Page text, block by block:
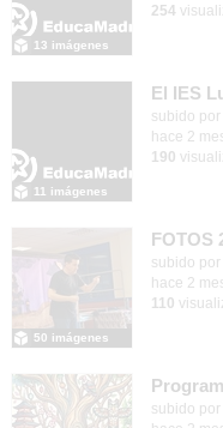
13 imágenes
254
subido por
11 imágenes
hace 2
190
FOTOS
Contenido
subido por
50 imágenes
hace 2
110
subido por